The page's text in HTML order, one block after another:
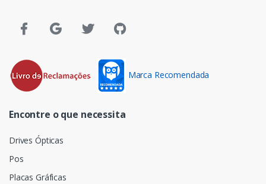
Marca Recomendada
Encontre o que necessita
Drives Ópticas
Pos
Placas Gráficas